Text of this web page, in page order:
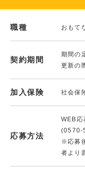
職種 おもて
契約期間
期間の
更新の
加入保険 社会保
応募方法
WEB応
(0570-
※応募
者より